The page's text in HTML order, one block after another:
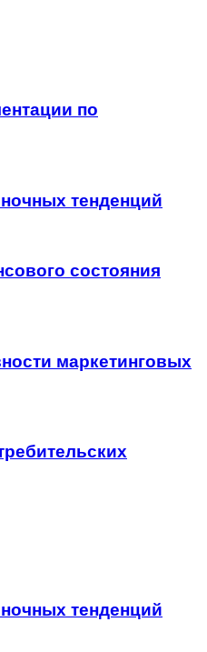
по
тенденций
состояния
маркетинговых
тенденций